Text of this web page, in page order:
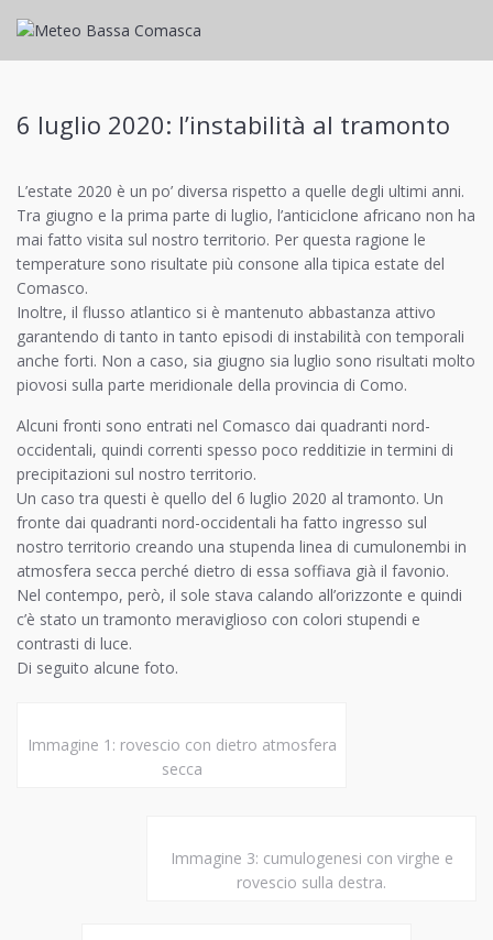
6 luglio 2020: l’instabilità al tramonto
L’estate 2020 è un po’ diversa rispetto a quelle degli ultimi anni.
Tra giugno e la prima parte di luglio, l’anticiclone africano non ha
mai fatto visita sul nostro territorio. Per questa ragione le
temperature sono risultate più consone alla tipica estate del
Comasco.
Inoltre, il flusso atlantico si è mantenuto abbastanza attivo
garantendo di tanto in tanto episodi di instabilità con temporali
anche forti. Non a caso, sia giugno sia luglio sono risultati molto
piovosi sulla parte meridionale della provincia di Como.
Alcuni fronti sono entrati nel Comasco dai quadranti nord-
occidentali, quindi correnti spesso poco redditizie in termini di
precipitazioni sul nostro territorio.
Un caso tra questi è quello del 6 luglio 2020 al tramonto. Un
fronte dai quadranti nord-occidentali ha fatto ingresso sul
nostro territorio creando una stupenda linea di cumulonembi in
atmosfera secca perché dietro di essa soffiava già il favonio.
Nel contempo, però, il sole stava calando all’orizzonte e quindi
c’è stato un tramonto meraviglioso con colori stupendi e
contrasti di luce.
Di seguito alcune foto.
Immagine 1: rovescio con dietro atmosfera
secca
Immagine 3: cumulogenesi con virghe e
rovescio sulla destra.